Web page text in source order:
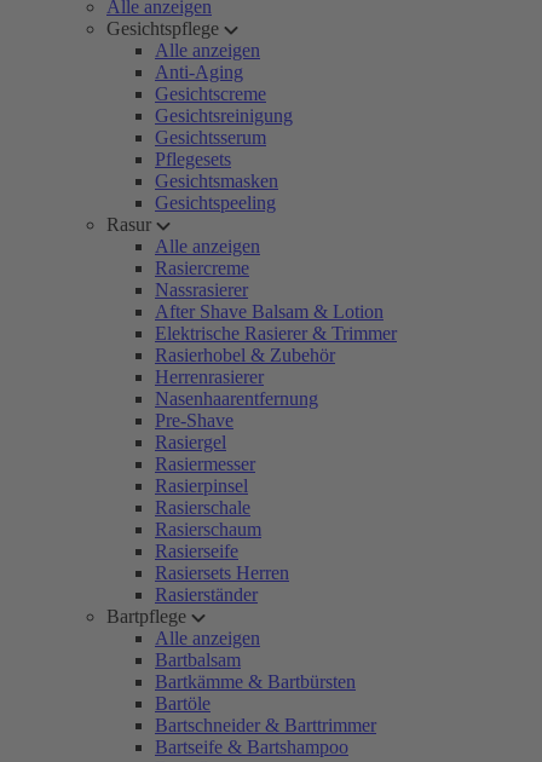
Alle anzeigen
Gesichtspflege
Alle anzeigen
Anti-Aging
Gesichtscreme
Gesichtsreinigung
Gesichtsserum
Pflegesets
Gesichtsmasken
Gesichtspeeling
Rasur
Alle anzeigen
Rasiercreme
Nassrasierer
After Shave Balsam & Lotion
Elektrische Rasierer & Trimmer
Rasierhobel & Zubehör
Herrenrasierer
Nasenhaarentfernung
Pre-Shave
Rasiergel
Rasiermesser
Rasierpinsel
Rasierschale
Rasierschaum
Rasierseife
Rasiersets Herren
Rasierständer
Bartpflege
Alle anzeigen
Bartbalsam
Bartkämme & Bartbürsten
Bartöle
Bartschneider & Barttrimmer
Bartseife & Bartshampoo